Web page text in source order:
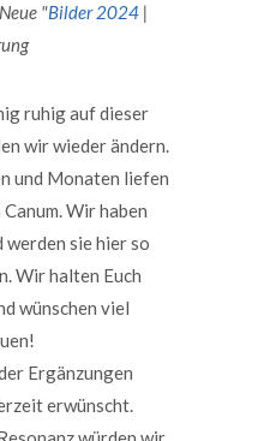
"Bilder 2024 |
ruhig auf dieser
wir wieder ändern.
und Monaten liefen
Wir haben
werden sie hier so
Wir halten Euch
wünschen viel
Ergänzungen
erwünscht.